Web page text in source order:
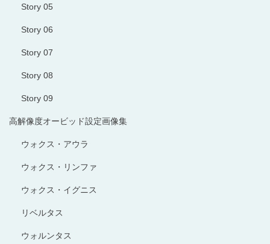
Story 05
Story 06
Story 07
Story 08
Story 09
高解像度オービッド設定画像集
ウォクス・アウラ
ウォクス・リンファ
ウォクス・イグニス
リベルタス
ウォルンタス